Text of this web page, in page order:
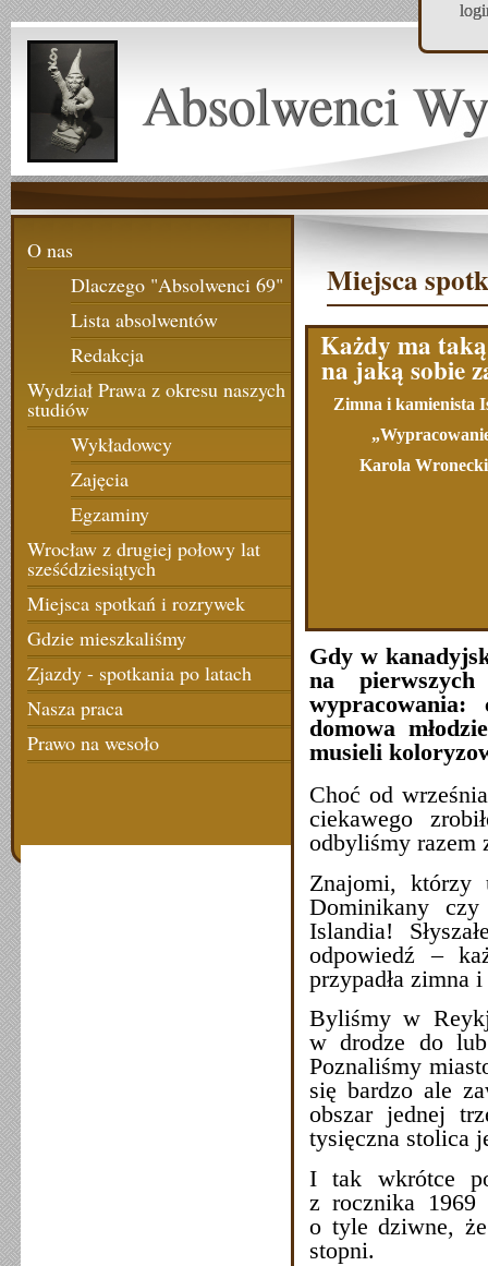
Absolwenci
O nas
Dlaczego "Absolwenci 69"
Lista absolwentów
Redakcja
Wydział Prawa z okresu naszych
studiów
Wykładowcy
Zajęcia
Egzaminy
Wrocław z drugiej połowy lat
sześćdziesiątych
Miejsca spotkań i rozrywek
Gdzie mieszkaliśmy
Zjazdy - spotkania po latach
Nasza praca
Prawo na wesoło
Miejsca
Każdy ma
na jaką sobie
Zimna i kamienista
Karola
Gdy w
na
wypracowania:
domowa
musieli
Choć od
ciekawego
odbyliśmy razem
Znajomi, którzy
Dominikany
Islandia!
odpowiedź –
przypadła zimna
Byliśmy w
w drodze do
Poznaliśmy
się bardzo ale
obszar jednej
tysięczna stolica
I tak wkrótce
z rocznika 1969
o tyle dziwne,
stopni.